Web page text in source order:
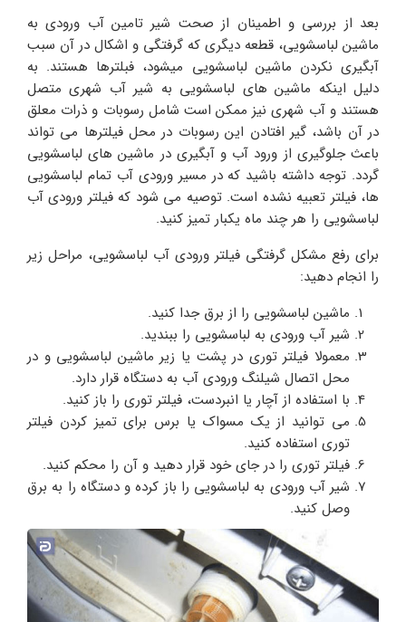
بعد از بررسی و اطمینان از صحت شیر تامین آب ورودی به
ماشین لباسشویی، قطعه دیگری که گرفتگی و اشکال در آن سبب
آبگیری نکردن ماشین لباسشویی میشود، فبلترها هستند. به
دلیل اینکه ماشین های لباسشویی به شیر آب شهری متصل
هستند و آب شهری نیز ممکن است شامل رسوبات و ذرات معلق
در آن باشد، گیر افتادن این رسوبات در محل فیلترها می تواند
باعث جلوگیری از ورود آب و آبگیری در ماشین های لباسشویی
گردد. توجه داشته باشید که در مسیر ورودی آب تمام لباسشویی
ها، فیلتر تعبیه نشده است. توصیه می‌ شود که فیلتر ورودی آب
لباسشویی را هر چند ماه یکبار تمیز کنید.
برای رفع مشکل گرفتگی فیلتر ورودی آب لباسشویی، مراحل زیر
را انجام دهید:
ماشین لباسشویی را از برق جدا کنید.
شیر آب ورودی به لباسشویی را ببندید.
معمولا فیلتر توری در پشت یا زیر ماشین لباسشویی و در
محل اتصال شیلنگ ورودی آب به دستگاه قرار دارد.
با استفاده از آچار یا انبردست، فیلتر توری را باز کنید.
می‌ توانید از یک مسواک یا برس برای تمیز کردن فیلتر
توری استفاده کنید.
فیلتر توری را در جای خود قرار دهید و آن را محکم کنید.
شیر آب ورودی به لباسشویی را باز کرده و دستگاه را به برق
وصل کنید.